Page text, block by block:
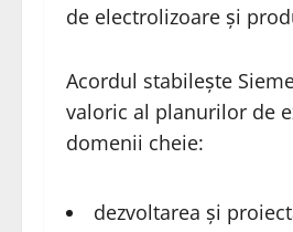
de electrolizoare și
Acordul stabilește
valoric al planurilor de
domenii cheie:
dezvoltarea și